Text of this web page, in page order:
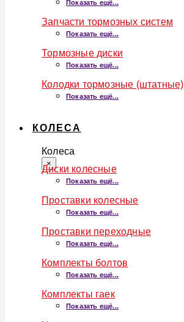
Показать ещё...
Запчасти тормозных систем
Показать ещё...
Тормозные диски
Показать ещё...
Колодки тормозные (штатные)
Показать ещё...
КОЛЕСА
Колеса
×
Диски колесные
Показать ещё...
Проставки колесные
Показать ещё...
Проставки переходные
Показать ещё...
Комплекты болтов
Показать ещё...
Комплекты гаек
Показать ещё...